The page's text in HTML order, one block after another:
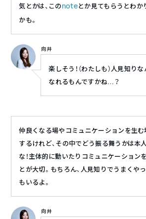
気とかは、このnoteとか見てもらうとわか
かも。
向井
楽しそう！（わたしも）人見知り
なれるもんですかね…？
仲良くなる場やコミュニケーションを生む
するけれど、その中でどう振る舞うかは本
な！主体的に動いたりコミュニケーション
とが大切。もちろん、人見知りでうまくや
もいるよ。
向井